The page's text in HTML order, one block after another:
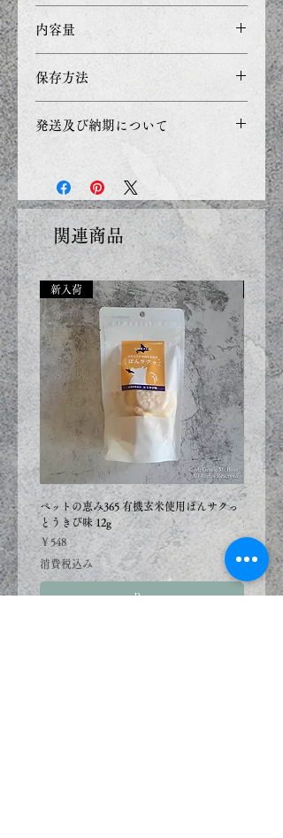
粗たんぱく質 79.9％以上、粗
脂肪1.0％以上、粗繊維0%、粗
灰分6.7％以下、水分4％以下
カロリー：
272kcal/100g
内容量
保存方法
して下さい。
発送及び納期について
ご入金を確認した次第、発送を
致します（3日前後に出荷致し
ます）
取寄せ商品：
ご入金を確認後、14日前後納品
メーカーの遅延があった場合、
予定より遅れることがございま
す。
受注商品の場合：
ご入金を確認した次第、製作を
始めさせていただきます
納期７日間前後
複数の商品をご注文いただいた
場合、一番遅い受注商品に合わ
せた出荷になります。
納品日ごとの別送をご希望の場
合は、お手数ですが分けてご注
文下さい。
関連商品
新入荷
ペットの恵み365 有機玄米使用ぽんサクっ
とうきび味 12g
価格
￥548
消費税込み
Buy
新入荷
ペット
鮭味 12g
価格
￥548
消費税